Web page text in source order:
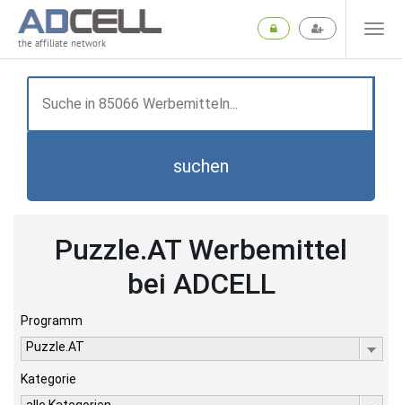
the affiliate network
suchen
Puzzle.AT Werbemittel
bei ADCELL
Programm
Puzzle.AT
Kategorie